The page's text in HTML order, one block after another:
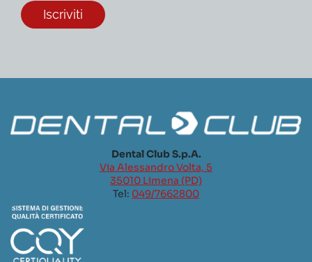
Dental Club S.p.A.
Via Alessandro Volta, 5
35010 Limena (PD)
Tel: 049/7662800